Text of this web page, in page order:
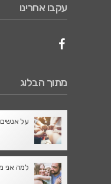
עקבו אחרינו
מתוך הבלוג
על אנשים
למה אני